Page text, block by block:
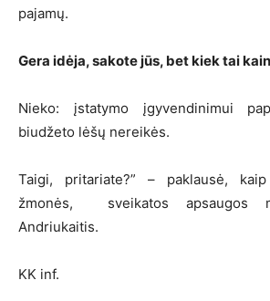
pajamų.
Gera idėja, sakote jūs, bet kiek tai
Nieko: įstatymo įgyvendinimui
biudžeto lėšų nereikės.
Taigi, pritariate?” – paklausė,
žmonės, sveikatos apsaugos
Andriukaitis.
KK inf.